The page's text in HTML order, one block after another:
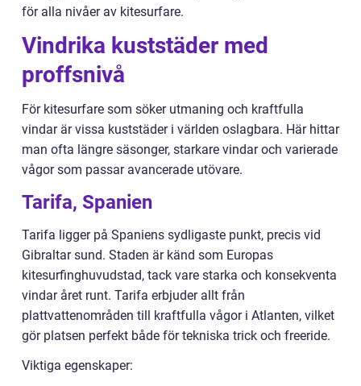
för alla nivåer av kitesurfare.
Vindrika kuststäder med
proffsnivå
För kitesurfare som söker utmaning och kraftfulla
vindar är vissa kuststäder i världen oslagbara. Här hittar
man ofta längre säsonger, starkare vindar och varierade
vågor som passar avancerade utövare.
Tarifa, Spanien
Tarifa ligger på Spaniens sydligaste punkt, precis vid
Gibraltar sund. Staden är känd som Europas
kitesurfinghuvudstad, tack vare starka och konsekventa
vindar året runt. Tarifa erbjuder allt från
plattvattenområden till kraftfulla vågor i Atlanten, vilket
gör platsen perfekt både för tekniska trick och freeride.
Viktiga egenskaper: